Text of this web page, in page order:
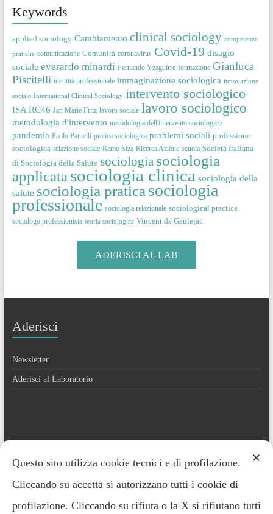
Keywords
applied sociology Cambiamento clinical sociology competenze
pratiche comunicazione Comunità coronavirus Covid-19 disagio
sociale everardo minardi Fernando Yzaguirre formazione Gianluca
Piscitelli identità professionale immaginazione sociologica innovazione
sociale International Clinical Sociology intervento sociologico
ISA RC46 Jan Marie Fritz lavoro sociale lavoro sociologico
metodologia d'intervento metodologia dell'intervento sociologico
pandemia Paolo Patuelli pratica sociologica problemi sociali professione
sociologica relazione sociale Remo Siza Ricerca Azione scuola Società Italiana
di Sociologia della Salute sociologia sociologia
applicata sociologia clinica sociologia della
salute sociologia pratica sociologia
professionale sociologia relazionale sociological practice
sociologo professionista teoria sociologica Vincent de Gaulejac
ADERISCI AL LAB
Aderisci
Newsletter
Aderisci al Laboratorio
Contatti ✕
Questo sito utilizza cookie tecnici e di profilazione.
Cliccando su accetta si autorizzano tutti i cookie di
profilazione. Cliccando su rifiuta o la X si rifiutano tutti